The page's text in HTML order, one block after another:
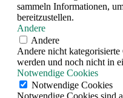
sammeln Informationen,
bereitzustellen.
Andere
Andere
Andere nicht
werden und noch nicht in
Notwendige Cookies
Notwendige Cookies